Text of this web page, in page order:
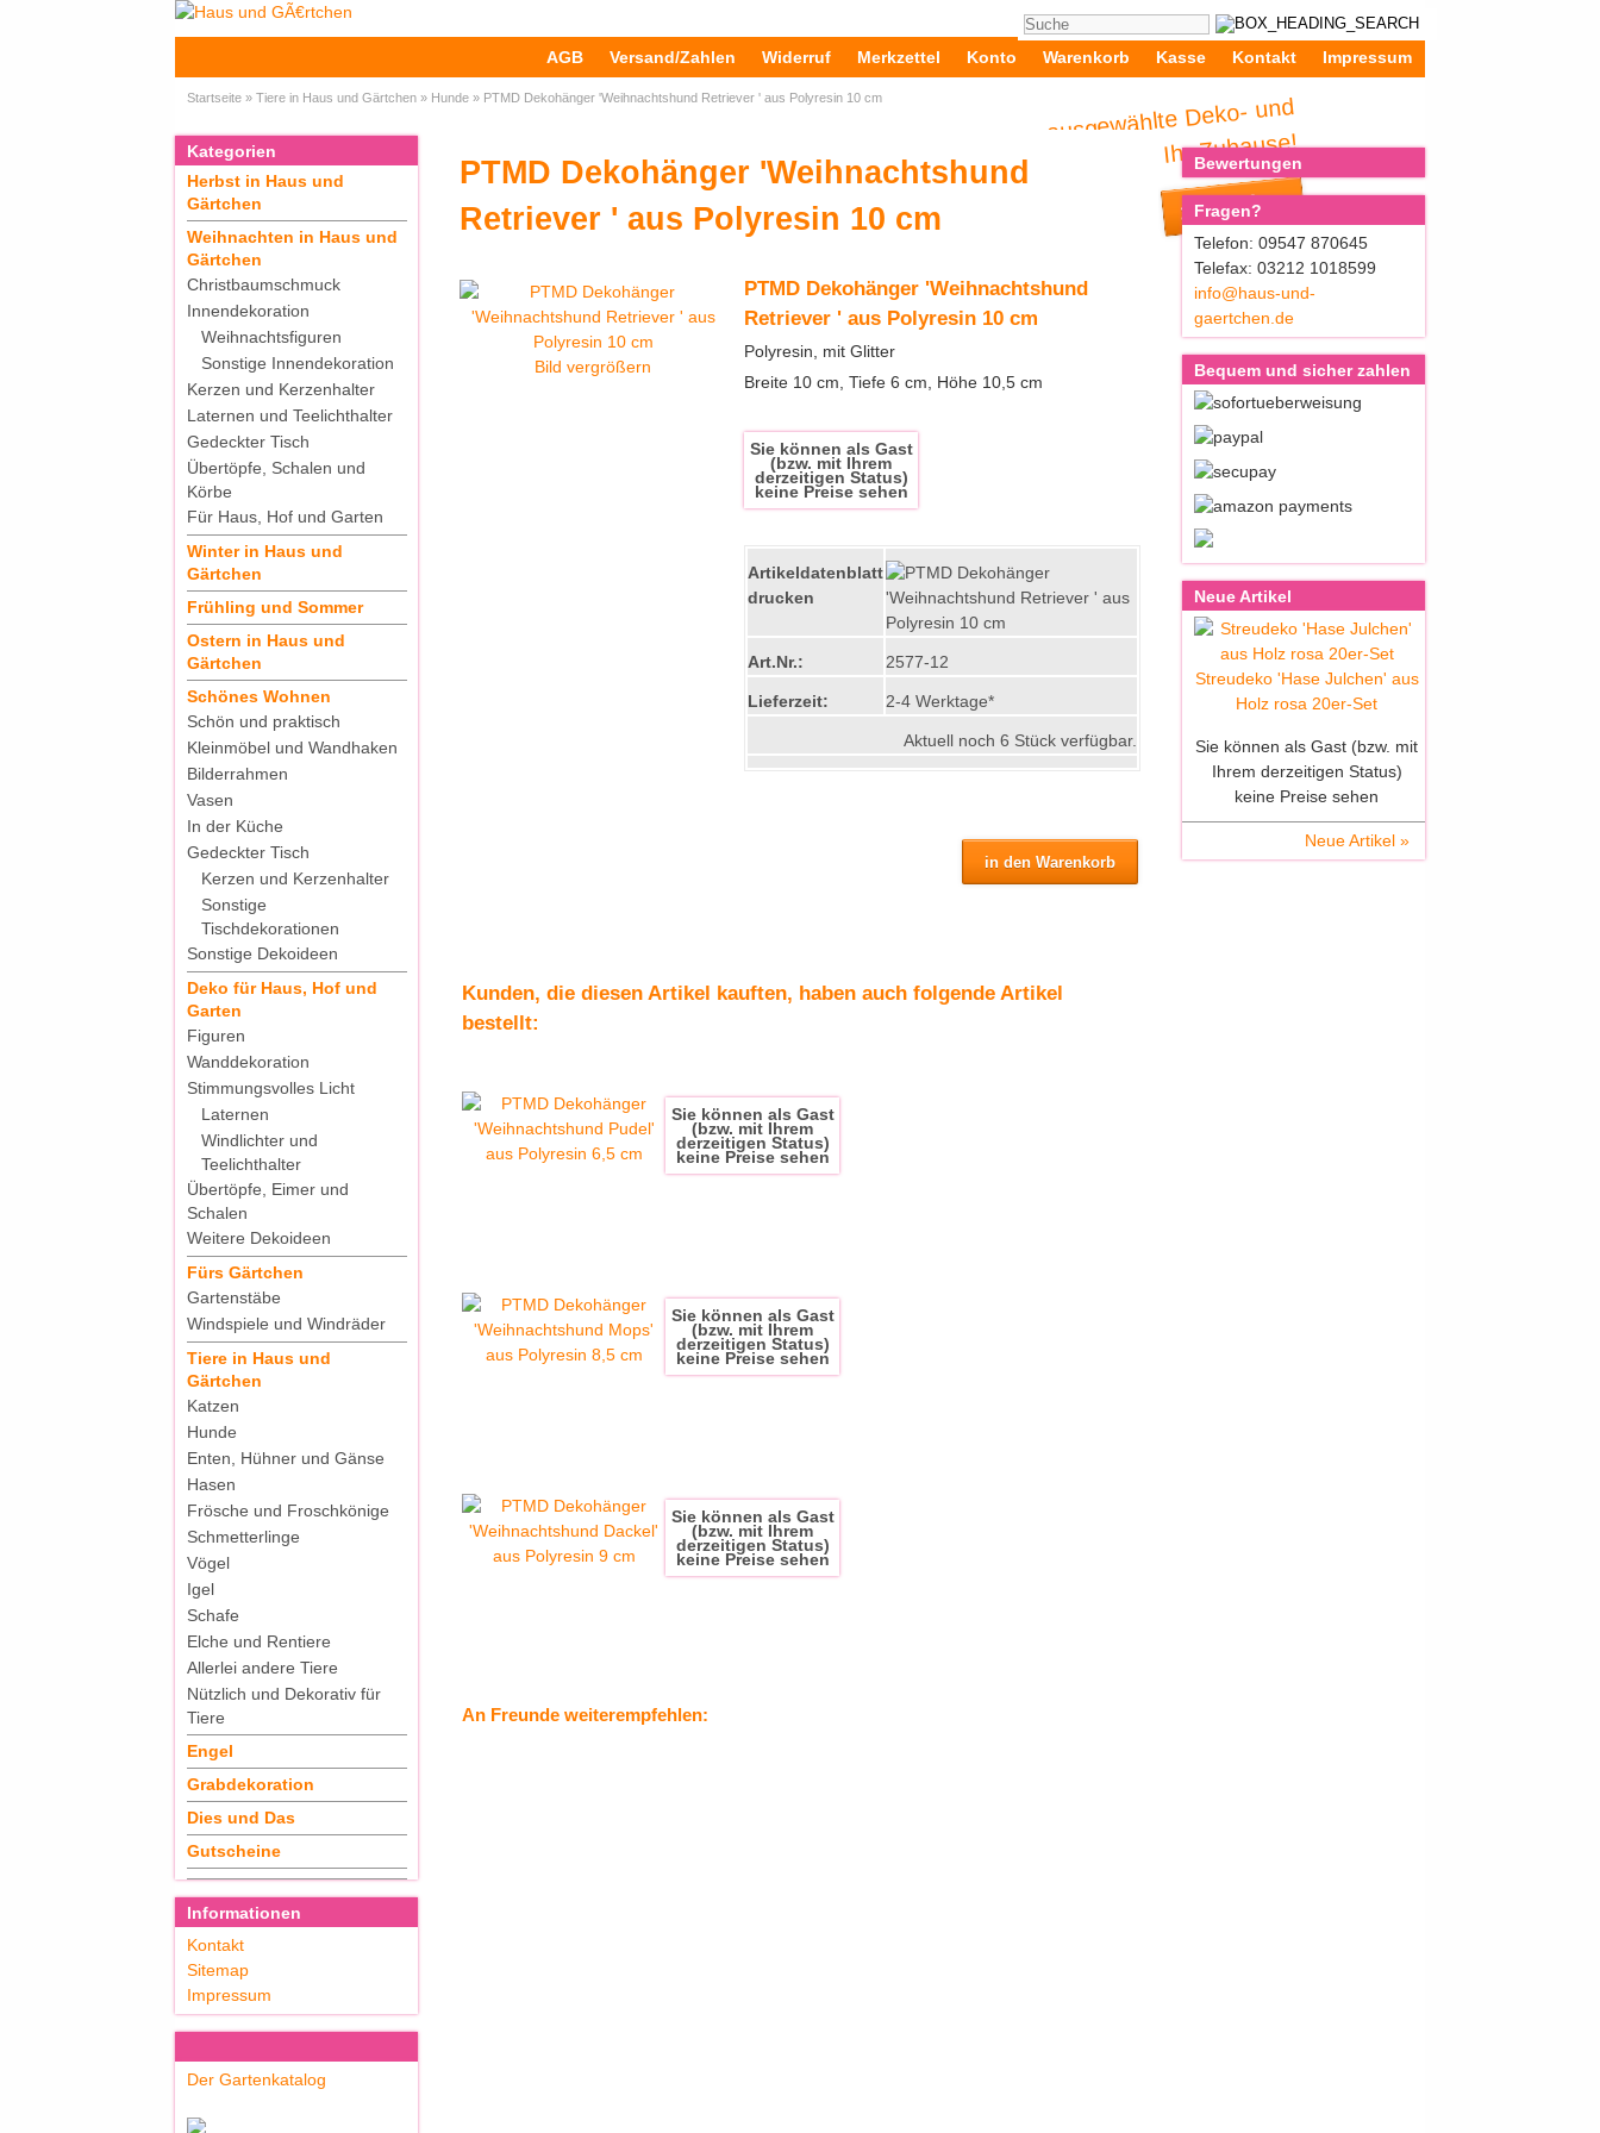
...ausgewählte Deko- und
Geschenkideen für Ihr Zuhause!
zum Blog
AGB Versand/Zahlen Widerruf Merkzettel Konto Warenkorb Kasse Kontakt Impressum
Startseite » Tiere in Haus und Gärtchen » Hunde » PTMD Dekohänger 'Weihnachtshund Retriever ' aus Polyresin 10 cm
PTMD Dekohänger 'Weihnachtshund
Retriever ' aus Polyresin 10 cm
Bild vergrößern
PTMD Dekohänger 'Weihnachtshund
Retriever ' aus Polyresin 10 cm
Polyresin, mit Glitter
Breite 10 cm, Tiefe 6 cm, Höhe 10,5 cm
Sie können als Gast
(bzw. mit Ihrem
derzeitigen Status)
keine Preise sehen
Artikeldatenblatt
drucken
Art.Nr.: 2577-12
Lieferzeit: 2-4 Werktage*
Aktuell noch 6 Stück verfügbar.
Kunden, die diesen Artikel kauften, haben auch folgende Artikel
bestellt:
Sie können als Gast
(bzw. mit Ihrem
derzeitigen Status)
keine Preise sehen
Sie können als Gast
(bzw. mit Ihrem
derzeitigen Status)
keine Preise sehen
Sie können als Gast
(bzw. mit Ihrem
derzeitigen Status)
keine Preise sehen
An Freunde weiterempfehlen:
Bewertungen
Fragen?
Telefon: 09547 870645
Telefax: 03212 1018599
info@haus-und-
gaertchen.de
Bequem und sicher zahlen
Neue Artikel
Streudeko 'Hase Julchen' aus
Holz rosa 20er-Set
Sie können als Gast (bzw. mit
Ihrem derzeitigen Status)
keine Preise sehen
Neue Artikel »
Kategorien
Herbst in Haus und
Gärtchen
Weihnachten in Haus und
Gärtchen
Christbaumschmuck
Innendekoration
Weihnachtsfiguren
Sonstige Innendekoration
Kerzen und Kerzenhalter
Laternen und Teelichthalter
Gedeckter Tisch
Übertöpfe, Schalen und
Körbe
Für Haus, Hof und Garten
Winter in Haus und
Gärtchen
Frühling und Sommer
Ostern in Haus und
Gärtchen
Schönes Wohnen
Schön und praktisch
Kleinmöbel und Wandhaken
Bilderrahmen
Vasen
In der Küche
Gedeckter Tisch
Kerzen und Kerzenhalter
Sonstige
Tischdekorationen
Sonstige Dekoideen
Deko für Haus, Hof und
Garten
Figuren
Wanddekoration
Stimmungsvolles Licht
Laternen
Windlichter und
Teelichthalter
Übertöpfe, Eimer und
Schalen
Weitere Dekoideen
Fürs Gärtchen
Gartenstäbe
Windspiele und Windräder
Tiere in Haus und
Gärtchen
Katzen
Hunde
Enten, Hühner und Gänse
Hasen
Frösche und Froschkönige
Schmetterlinge
Vögel
Igel
Schafe
Elche und Rentiere
Allerlei andere Tiere
Nützlich und Dekorativ für
Tiere
Engel
Grabdekoration
Dies und Das
Gutscheine
Informationen
Kontakt
Sitemap
Impressum
Der Gartenkatalog